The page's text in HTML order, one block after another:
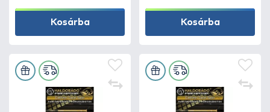
Kosárba Kosárba